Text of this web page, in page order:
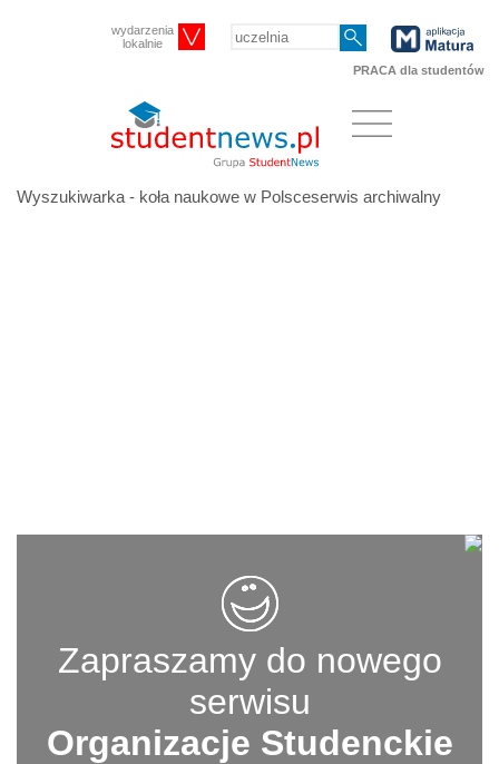
wydarzenia
lokalnie
PRACA dla studentów
Wyszukiwarka - koła naukowe w Polsceserwis archiwalny
Zapraszamy do nowego
serwisu
Organizacje Studenckie